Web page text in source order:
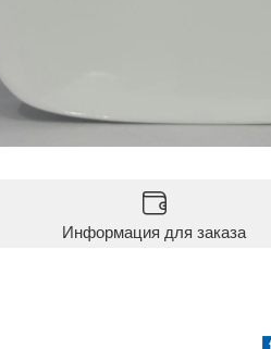
Информация для заказа